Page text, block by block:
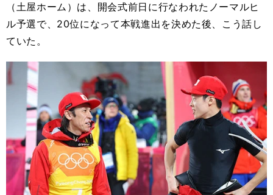
（土屋ホーム）は、開会式前日に行なわれたノーマルヒ
ル予選で、20位になって本戦進出を決めた後、こう話し
ていた。